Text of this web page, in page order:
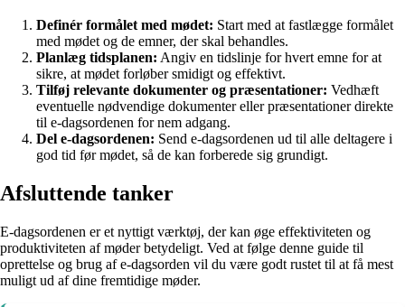
Definér formålet med mødet: Start med at fastlægge formålet
med mødet og de emner, der skal behandles.
Planlæg tidsplanen: Angiv en tidslinje for hvert emne for at
sikre, at mødet forløber smidigt og effektivt.
Tilføj relevante dokumenter og præsentationer: Vedhæft
eventuelle nødvendige dokumenter eller præsentationer direkte
til e-dagsordenen for nem adgang.
Del e-dagsordenen: Send e-dagsordenen ud til alle deltagere i
god tid før mødet, så de kan forberede sig grundigt.
Afsluttende tanker
E-dagsordenen er et nyttigt værktøj, der kan øge effektiviteten og
produktiviteten af møder betydeligt. Ved at følge denne guide til
oprettelse og brug af e-dagsorden vil du være godt rustet til at få mest
muligt ud af dine fremtidige møder.